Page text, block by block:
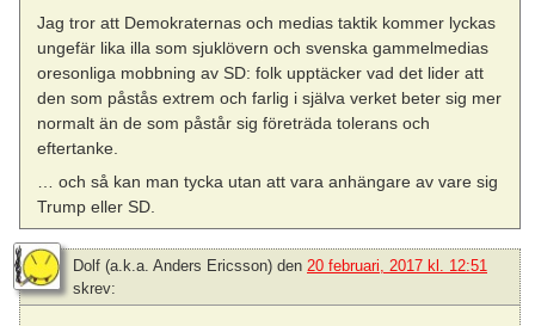
Jag tror att Demokraternas och medias taktik kommer lyckas
ungefär lika illa som sjuklövern och svenska gammelmedias
oresonliga mobbning av SD: folk upptäcker vad det lider att
den som påstås extrem och farlig i själva verket beter sig mer
normalt än de som påstår sig företräda tolerans och
eftertanke.
… och så kan man tycka utan att vara anhängare av vare sig
Trump eller SD.
Dolf (a.k.a. Anders Ericsson) den 20 februari, 2017 kl. 12:51
skrev: